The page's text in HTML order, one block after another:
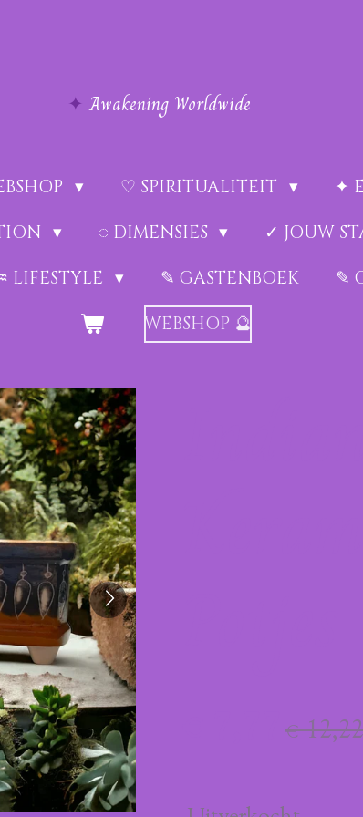
✦ Awakening Worldwide
♡ SPIRITUALITEIT
✦
◌ DIMENSIES
✓ JOUW
LIFESTYLE ✎ GASTENBOEK
✎
WEBSHOP 🔮
€ 12,22